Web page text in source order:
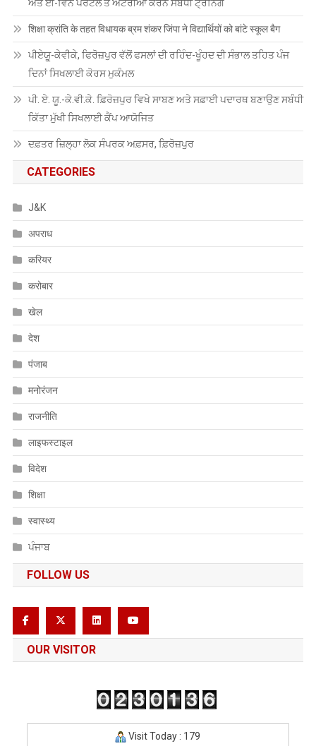
ਅਤੇ ਈ-ਵਿਨ ਪੋਰਟਲ ਤੇ ਐਂਟਰੀਆਂ ਕਰਨ ਸਬੰਧੀ ਟ੍ਰੇਨਿੰਗ
शिक्षा क्रांति के तहत विधायक ब्रम शंकर जिंपा ने विद्यार्थियों को बांटे स्कूल बैग
ਪੀਏਯੂੑ-ਕੇਵੀਕੇ, ਫਿਰੋਜ਼ਪੁਰ ਵੱਲੋਂ ਫਸਲਾਂ ਦੀ ਰਹਿੰਦ-ਖੂੰਹਦ ਦੀ ਸੰਭਾਲ ਤਹਿਤ ਪੰਜ
ਦਿਨਾਂ ਸਿਖਲਾਈ ਕੋਰਸ ਮੁਕੰਮਲ
ਪੀ. ਏ. ਯੂ.-ਕੇ.ਵੀ.ਕੇ. ਫ਼ਿਰੋਜ਼ਪੁਰ ਵਿਖੇ ਸਾਬਣ ਅਤੇ ਸਫ਼ਾਈ ਪਦਾਰਥ ਬਣਾਉਣ ਸਬੰਧੀ
ਕਿੱਤਾ ਮੁੱਖੀ ਸਿਖਲਾਈ ਕੈਂਪ ਆਯੋਜਿਤ
ਦਫ਼ਤਰ ਜ਼ਿਲ੍ਹਾ ਲੋਕ ਸੰਪਰਕ ਅਫ਼ਸਰ, ਫ਼ਿਰੋਜ਼ਪੁਰ
CATEGORIES
J&K
अपराध
करियर
करोबार
खेल
देश
पंजाब
मनोरंजन
राजनीति
लाइफस्टाइल
विदेश
शिक्षा
स्वास्थ्य
ਪੰਜਾਬ
FOLLOW US
OUR VISITOR
Visit Today : 179